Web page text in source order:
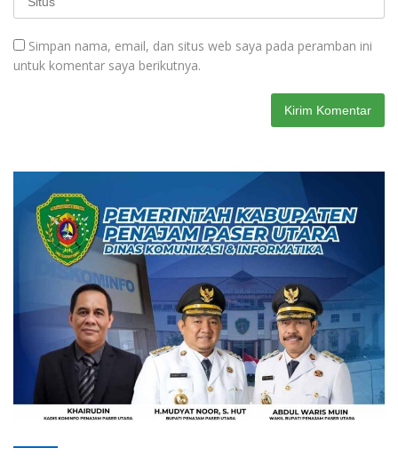
Simpan nama, email, dan situs web saya pada peramban ini
untuk komentar saya berikutnya.